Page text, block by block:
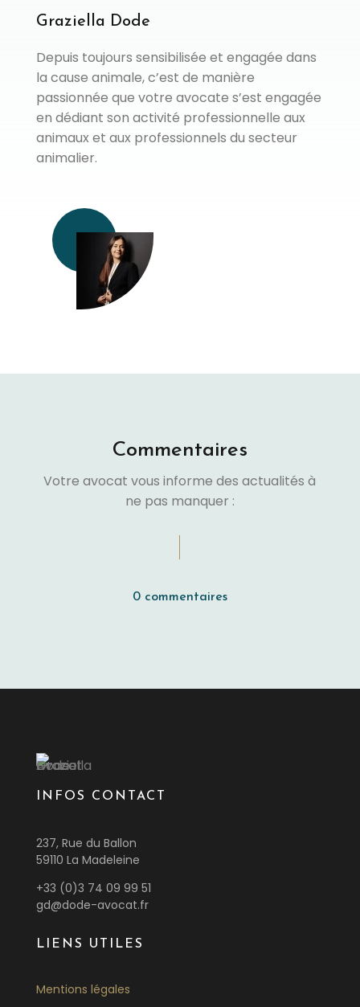
Graziella Dode
Depuis toujours sensibilisée et engagée dans
la cause animale, c’est de manière
passionnée que votre avocate s’est engagée
en dédiant son activité professionnelle aux
animaux et aux professionnels du secteur
animalier.
Commentaires
Votre avocat vous informe des actualités à
ne pas manquer :
0 commentaires
INFOS CONTACT
237, Rue du Ballon
59110 La Madeleine
+33 (0)3 74 09 99 51
gd@dode-avocat.fr
LIENS UTILES
Mentions légales